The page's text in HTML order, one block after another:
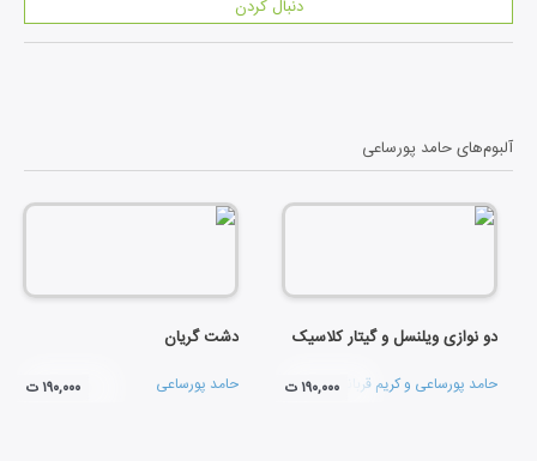
دنبال کردن
آلبوم‌هایحامد پورساعی
دو نوازی ویلنسل و گیتار کلاسیک
حامد پورساعی و کریم قربانی۱۹۰,۰۰۰ ت
دشت گریان
حامد پورساعی ۱۹۰,۰۰۰ ت